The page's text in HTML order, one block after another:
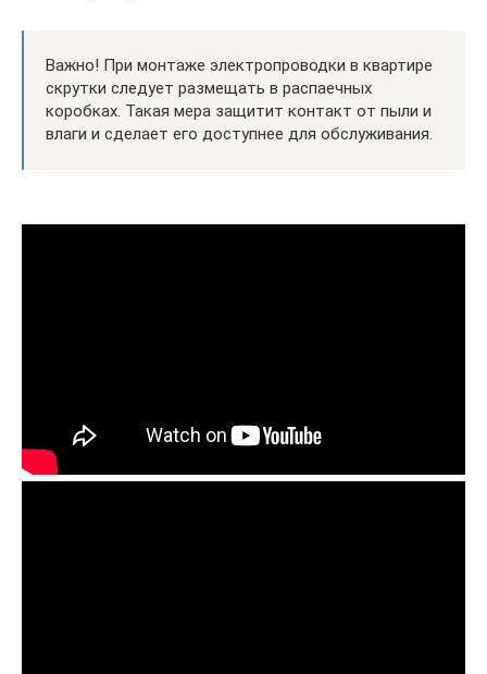
Важно! При монтаже электропроводки в квартире
скрутки следует размещать в распаечных
коробках. Такая мера защитит контакт от пыли и
влаги и сделает его доступнее для обслуживания.